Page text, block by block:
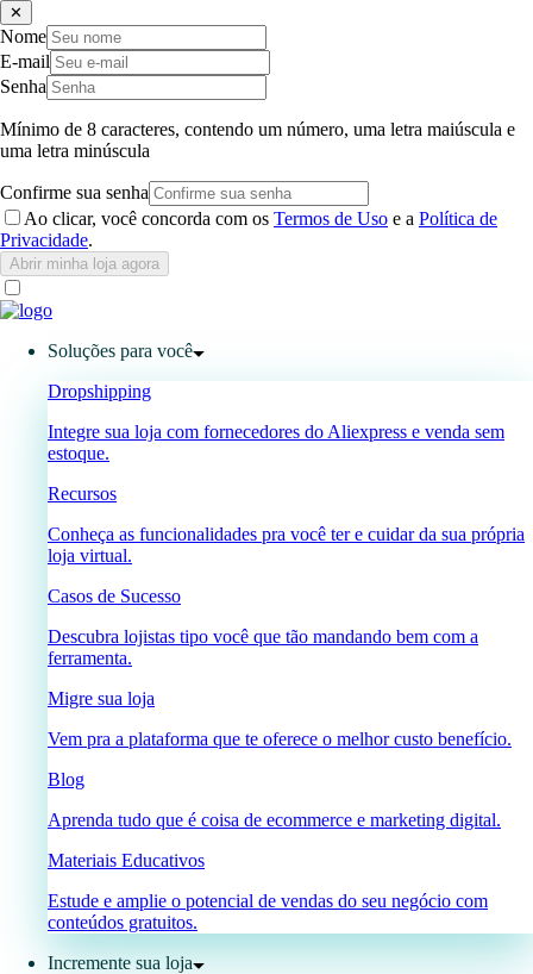
✕
Nome
E-mail
Senha
Mínimo de 8 caracteres, contendo um número, uma letra maiúscula e
uma letra minúscula
Confirme sua senha
Ao clicar, você concorda com os Termos de Uso e a Política de
Privacidade.
Abrir minha loja agora
Soluções para você
Dropshipping
Integre sua loja com fornecedores do Aliexpress e venda sem
estoque.
Recursos
Conheça as funcionalidades pra você ter e cuidar da sua própria
loja virtual.
Casos de Sucesso
Descubra lojistas tipo você que tão mandando bem com a
ferramenta.
Migre sua loja
Vem pra a plataforma que te oferece o melhor custo benefício.
Blog
Aprenda tudo que é coisa de ecommerce e marketing digital.
Materiais Educativos
Estude e amplie o potencial de vendas do seu negócio com
conteúdos gratuitos.
Incremente sua loja